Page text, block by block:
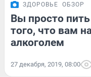
ЗДОРОВЬЕ ОБЗОР
Вы просто
того, что вам
алкоголем
27 декабря, 2019, 08:00